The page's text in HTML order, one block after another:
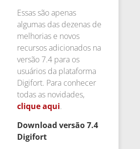
Essas são apenas
algumas das dezenas de
melhorias e novos
recursos adicionados na
versão 7.4 para os
usuários da plataforma
Digifort. Para conhecer
todas as novidades,
clique aqui.
Download versão 7.4
Digifort